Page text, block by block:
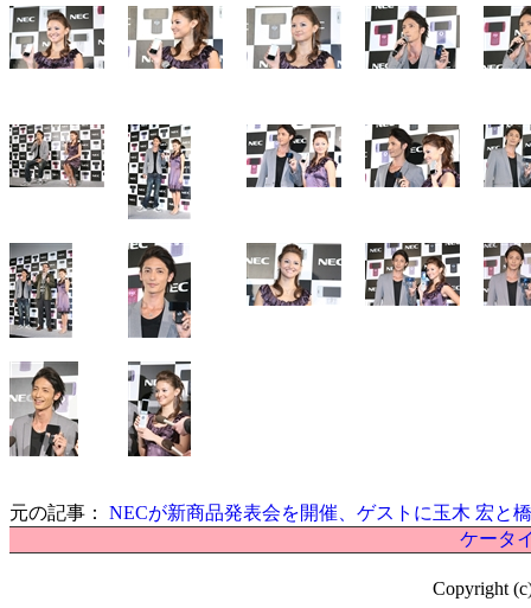
元の記事： NECが新商品発表会を開催、ゲストに玉木 宏と
ケータ
Copyright